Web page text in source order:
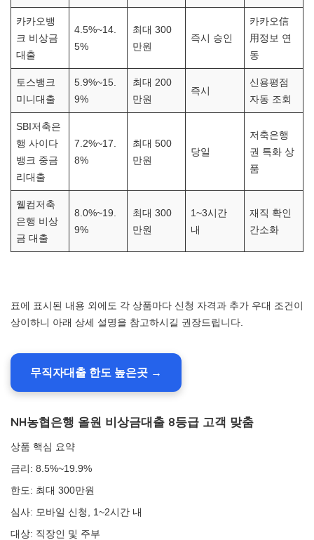
카카오뱅
크 비상금
대출
4.5%~14.
5%
최대 300
만원
즉시 승인
카카오信
用정보 연
동
토스뱅크
미니대출
5.9%~15.
9%
최대 200
만원
즉시
신용평점
자동 조회
SBI저축은
행 사이다
뱅크 중금
리대출
7.2%~17.
8%
최대 500
만원
당일
저축은행
권 특화 상
품
웰컴저축
은행 비상
금 대출
8.0%~19.
9%
최대 300
만원
1~3시간
내
재직 확인
간소화
표에 표시된 내용 외에도 각 상품마다 신청 자격과 추가 우대 조건이
상이하니 아래 상세 설명을 참고하시길 권장드립니다.
무직자대출 한도 높은곳 →
NH농협은행 올원 비상금대출 8등급 고객 맞춤
상품 핵심 요약
금리: 8.5%~19.9%
한도: 최대 300만원
심사: 모바일 신청, 1~2시간 내
대상: 직장인 및 주부